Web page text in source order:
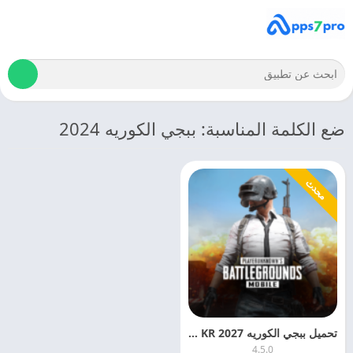
ضع الكلمة المناسبة: ببجي الكوريه 2024
محدث
تحميل ببجي الكوريه 2027 PUBG MOBILE KR اخر اصدار مجانا
4.5.0